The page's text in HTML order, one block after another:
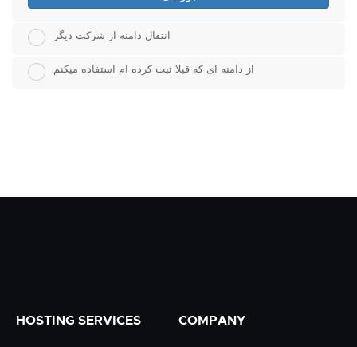
انتقال دامنه از شرکت دیگر
از دامنه ای که قبلا ثبت کرده ام استفاده میکنم
HOSTING SERVICES COMPANY